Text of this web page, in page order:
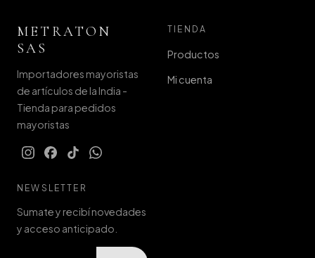
METRATON
SAS
Importadores mayoristas
de artículos de la India -
Tienda para pedidos
mayoristas
TIENDA
Productos
Mi cuenta
NEWSLETTER
Sumate y recibí novedades
y acceso anticipado.